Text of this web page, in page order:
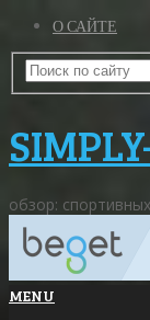
О САЙТЕ
обзор:
MENU